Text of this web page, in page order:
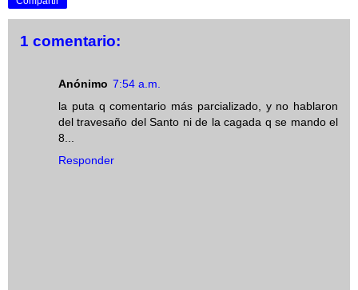
1 comentario:
Anónimo 7:54 a.m.
la puta q comentario más parcializado, y no hablaron
del travesaño del Santo ni de la cagada q se mando el
8...
Responder